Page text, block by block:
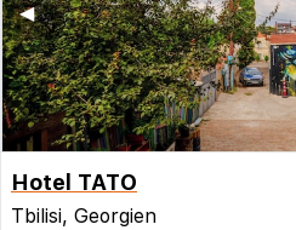
◀︎
Hotel TATO
Tbilisi, Georgien